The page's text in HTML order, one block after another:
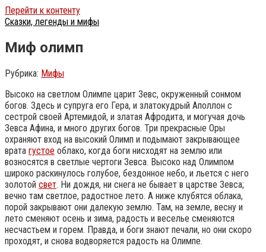
Перейти к контенту
Сказки, легенды и мифы
Миф олимп
Рубрика: Мифы
Высоко на светлом Олимпе царит Зевс, окруженный сонмом
богов. Здесь и супруга его Гера, и златокудрый Аполлон с
сестрой своей Артемидой, и златая Афродита, и могучая дочь
Зевса Афина, и много других богов. Три прекрасные Оры
охраняют вход на высокий Олимп и подымают закрывающее
врата густое облако, когда боги нисходят на землю или
возносятся в светлые чертоги Зевса. Высоко над Олимпом
широко раскинулось голубое, бездонное небо, и льется с него
золотой свет. Ни дождя, ни снега не бывает в царстве Зевса;
вечно там светлое, радостное лето. А ниже клубятся облака,
порой закрывают они далекую землю. Там, на земле, весну и
лето сменяют осень и зима, радость и веселье сменяются
несчастьем и горем. Правда, и боги знают печали, но они скоро
проходят, и снова водворяется радость на Олимпе.